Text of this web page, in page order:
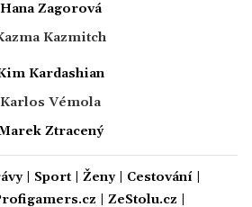
Hana Zagorová
Kazmitch
Kardashian
Karlos Vémola
Ztracený
| Sport| Ženy| Cestování|
ZeStolu.cz